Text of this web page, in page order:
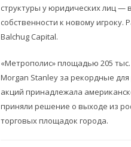
структуры у юридических лиц
собственности к новому игроку.
Balchug Capital.
«Метрополис» площадью 205
Morgan Stanley за рекордные
акций принадлежала
приняли решение о выходе из
торговых площадок города.